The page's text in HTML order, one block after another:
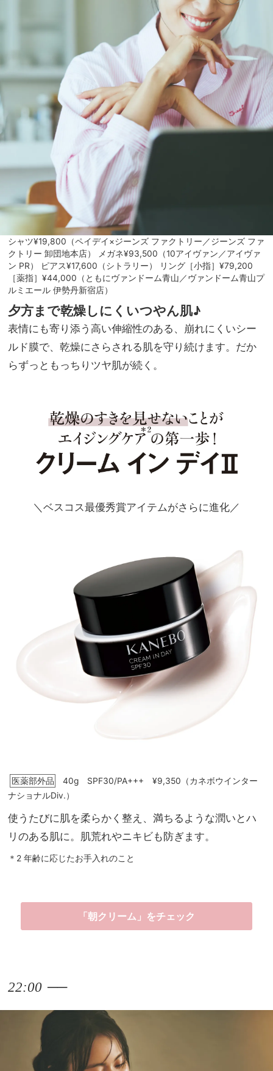
シャツ¥19,800（ペイデイ×ジーンズ ファクトリー／ジーンズ ファ
クトリー 卸団地本店） メガネ¥93,500（10アイヴァン／アイヴァ
ン PR） ピアス¥17,600（シトラリー） リング［小指］¥79,200
［薬指］¥44,000（ともにヴァンドーム青山／ヴァンドーム青山プ
ルミエール 伊勢丹新宿店）
夕方まで乾燥しにくいつやん肌♪
表情にも寄り添う高い伸縮性のある、崩れにくいシー
ルド膜で、乾燥にさらされる肌を守り続けます。だか
らずっともっちりツヤ肌が続く。
＼ベスコス最優秀賞アイテムがさらに進化／
医薬部外品
40g SPF30/PA+++ ¥9,350（カネボウインター
ナショナルDiv.）
使うたびに肌を柔らかく整え、満ちるような潤いとハ
リのある肌に。肌荒れやニキビも防ぎます。
＊2 年齢に応じたお手入れのこと
「朝クリーム」をチェック
22:00 ──